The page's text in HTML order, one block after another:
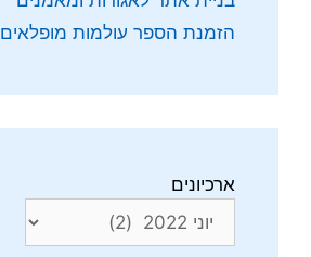
הזמנת הספר עולמות מופלאים
ארכיונים